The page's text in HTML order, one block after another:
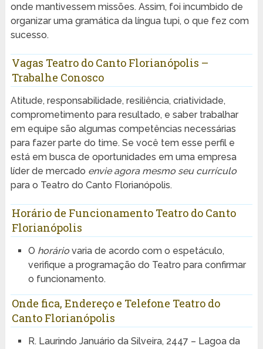
onde mantivessem missões. Assim, foi incumbido de
organizar uma gramática da língua tupi, o que fez com
sucesso.
Vagas Teatro do Canto Florianópolis –
Trabalhe Conosco
Atitude, responsabilidade, resiliência, criatividade,
comprometimento para resultado, e saber trabalhar
em equipe são algumas competências necessárias
para fazer parte do time. Se você tem esse perfil e
está em busca de oportunidades em uma empresa
líder de mercado envie agora mesmo seu currículo
para o Teatro do Canto Florianópolis.
Horário de Funcionamento Teatro do Canto
Florianópolis
O horáriovaria de acordo com o espetáculo,
verifique a programação do Teatro para confirmar
o funcionamento.
Onde fica, Endereço e Telefone Teatro do
Canto Florianópolis
R. Laurindo Januário da Silveira, 2447 – Lagoa da